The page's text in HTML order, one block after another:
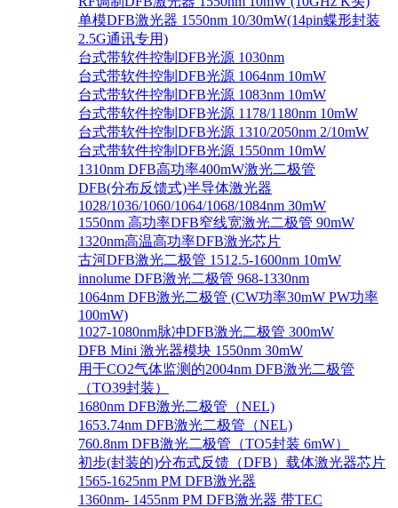
单模DFB激光器 1550nm 10/30mW(14pin蝶形封装
2.5G通讯专用)
台式带软件控制DFB光源 1030nm
台式带软件控制DFB光源 1064nm 10mW
台式带软件控制DFB光源 1083nm 10mW
台式带软件控制DFB光源 1178/1180nm 10mW
台式带软件控制DFB光源 1310/2050nm 2/10mW
台式带软件控制DFB光源 1550nm 10mW
1310nm DFB高功率400mW激光二极管
DFB(分布反馈式)半导体激光器
1028/1036/1060/1064/1068/1084nm 30mW
1550nm 高功率DFB窄线宽激光二极管 90mW
1320nm高温高功率DFB激光芯片
古河DFB激光二极管 1512.5-1600nm 10mW
innolume DFB激光二极管 968-1330nm
1064nm DFB激光二极管 (CW功率30mW PW功率
100mW)
1027-1080nm脉冲DFB激光二极管 300mW
DFB Mini 激光器模块 1550nm 30mW
用于CO2气体监测的2004nm DFB激光二极管
（TO39封装）
1680nm DFB激光二极管（NEL)
1653.74nm DFB激光二极管（NEL)
760.8nm DFB激光二极管（TO5封装 6mW）
初步(封装的)分布式反馈（DFB）载体激光器芯片
1565-1625nm PM DFB激光器
1360nm- 1455nm PM DFB激光器 带TEC